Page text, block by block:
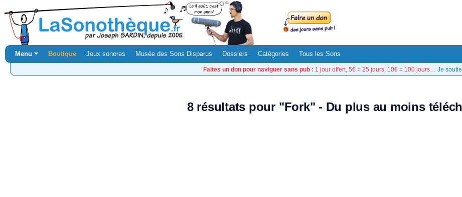
Menu ⏷ Boutique Jeux sonores Musée des Sons Disparus Dossiers Catégories Tous les Sons
Faites un don pour naviguer sans pub : 1 jour offert, 5€ = 25 jours, 10€ = 100 jours… Je
8 résultats pour "Fork" - Du plus au moins